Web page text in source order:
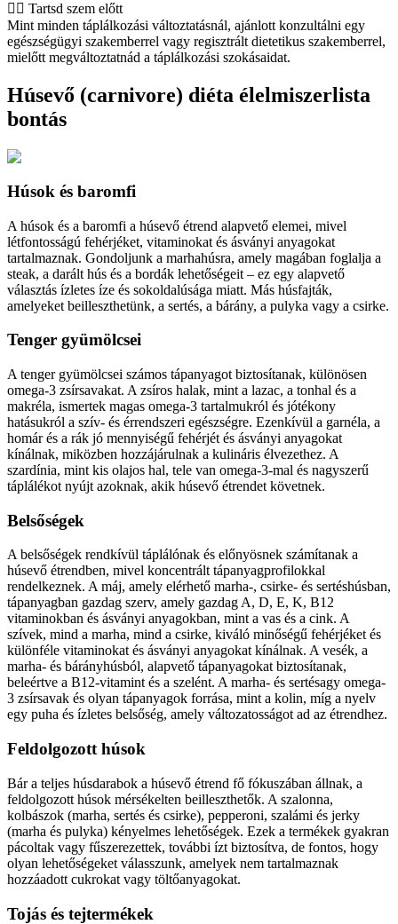
👨‍⚕️️ Tartsd szem előtt
Mint minden táplálkozási változtatásnál, ajánlott konzultálni egy
egészségügyi szakemberrel vagy regisztrált dietetikus szakemberrel,
mielőtt megváltoztatnád a táplálkozási szokásaidat.
Húsevő (carnivore) diéta élelmiszerlista
bontás
Húsok és baromfi
A húsok és a baromfi a húsevő étrend alapvető elemei, mivel
létfontosságú fehérjéket, vitaminokat és ásványi anyagokat
tartalmaznak. Gondoljunk a marhahúsra, amely magában foglalja a
steak, a darált hús és a bordák lehetőségeit – ez egy alapvető
választás ízletes íze és sokoldalúsága miatt. Más húsfajták,
amelyeket beilleszthetünk, a sertés, a bárány, a pulyka vagy a csirke.
Tenger gyümölcsei
A tenger gyümölcsei számos tápanyagot biztosítanak, különösen
omega-3 zsírsavakat. A zsíros halak, mint a lazac, a tonhal és a
makréla, ismertek magas omega-3 tartalmukról és jótékony
hatásukról a szív- és érrendszeri egészségre. Ezenkívül a garnéla, a
homár és a rák jó mennyiségű fehérjét és ásványi anyagokat
kínálnak, miközben hozzájárulnak a kulináris élvezethez. A
szardínia, mint kis olajos hal, tele van omega-3-mal és nagyszerű
táplálékot nyújt azoknak, akik húsevő étrendet követnek.
Belsőségek
A belsőségek rendkívül táplálónak és előnyösnek számítanak a
húsevő étrendben, mivel koncentrált tápanyagprofilokkal
rendelkeznek. A máj, amely elérhető marha-, csirke- és sertéshúsban,
tápanyagban gazdag szerv, amely gazdag A, D, E, K, B12
vitaminokban és ásványi anyagokban, mint a vas és a cink. A
szívek, mind a marha, mind a csirke, kiváló minőségű fehérjéket és
különféle vitaminokat és ásványi anyagokat kínálnak. A vesék, a
marha- és bárányhúsból, alapvető tápanyagokat biztosítanak,
beleértve a B12-vitamint és a szelént. A marha- és sertésagy omega-
3 zsírsavak és olyan tápanyagok forrása, mint a kolin, míg a nyelv
egy puha és ízletes belsőség, amely változatosságot ad az étrendhez.
Feldolgozott húsok
Bár a teljes húsdarabok a húsevő étrend fő fókuszában állnak, a
feldolgozott húsok mérsékelten beilleszthetők. A szalonna,
kolbászok (marha, sertés és csirke), pepperoni, szalámi és jerky
(marha és pulyka) kényelmes lehetőségek. Ezek a termékek gyakran
pácoltak vagy fűszerezettek, további ízt biztosítva, de fontos, hogy
olyan lehetőségeket válasszunk, amelyek nem tartalmaznak
hozzáadott cukrokat vagy töltőanyagokat.
Tojás és tejtermékek